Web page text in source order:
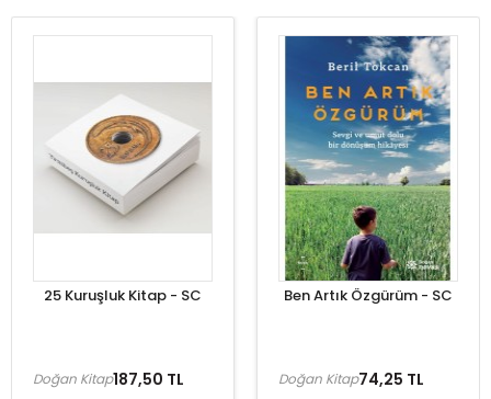
25 Kuruşluk Kitap - SC
187,50 TL
Doğan Kitap
Ben Artık Özgürüm - SC
74,25 TL
Doğan Kitap